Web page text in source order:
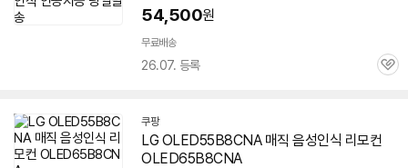
54,500원
무료배송
26.07. 등록
관
쿠팡
LG OLED55B8CNA 매직 음성인식 리모컨
OLED65B8CNA